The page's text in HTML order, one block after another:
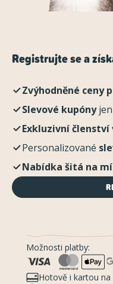
Registrujte se a
Zvýhodněné ceny
Slevové kupónyjen
Exkluzivní členství
Personalizované
Nabídka šitá na
Možnosti platby:
Hotově i kartou na